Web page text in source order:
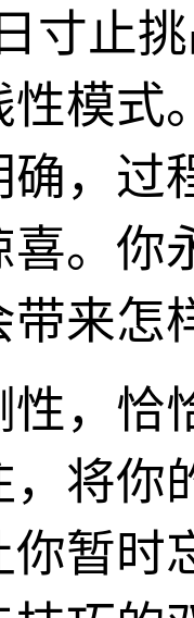
寸止
性模式
，过
喜。你
来怎
性，恰
将你
暂时